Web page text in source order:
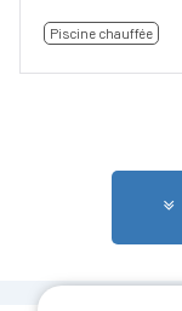
Piscine chauffée